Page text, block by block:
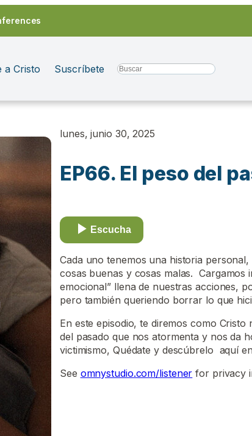
a Cristo Suscríbete Search
lunes, junio 30, 2025
EP66. El peso del
Escucha
Cada uno tenemos una historia
cosas buenas y cosas malas. Cargamos
emocional” llena de nuestras acciones,
pero también queriendo borrar lo que
En este episodio, te diremos como
del pasado que nos atormenta y nos da
victimismo, Quédate y descúbrelo aquí
See omnystudio.com/listener for privacy